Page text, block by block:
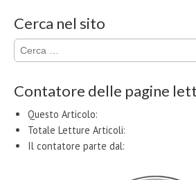
Cerca nel sito
Ricerca
per:
Contatore delle pagine
Questo Articolo:
Totale Letture Articoli:
Il contatore parte dal: